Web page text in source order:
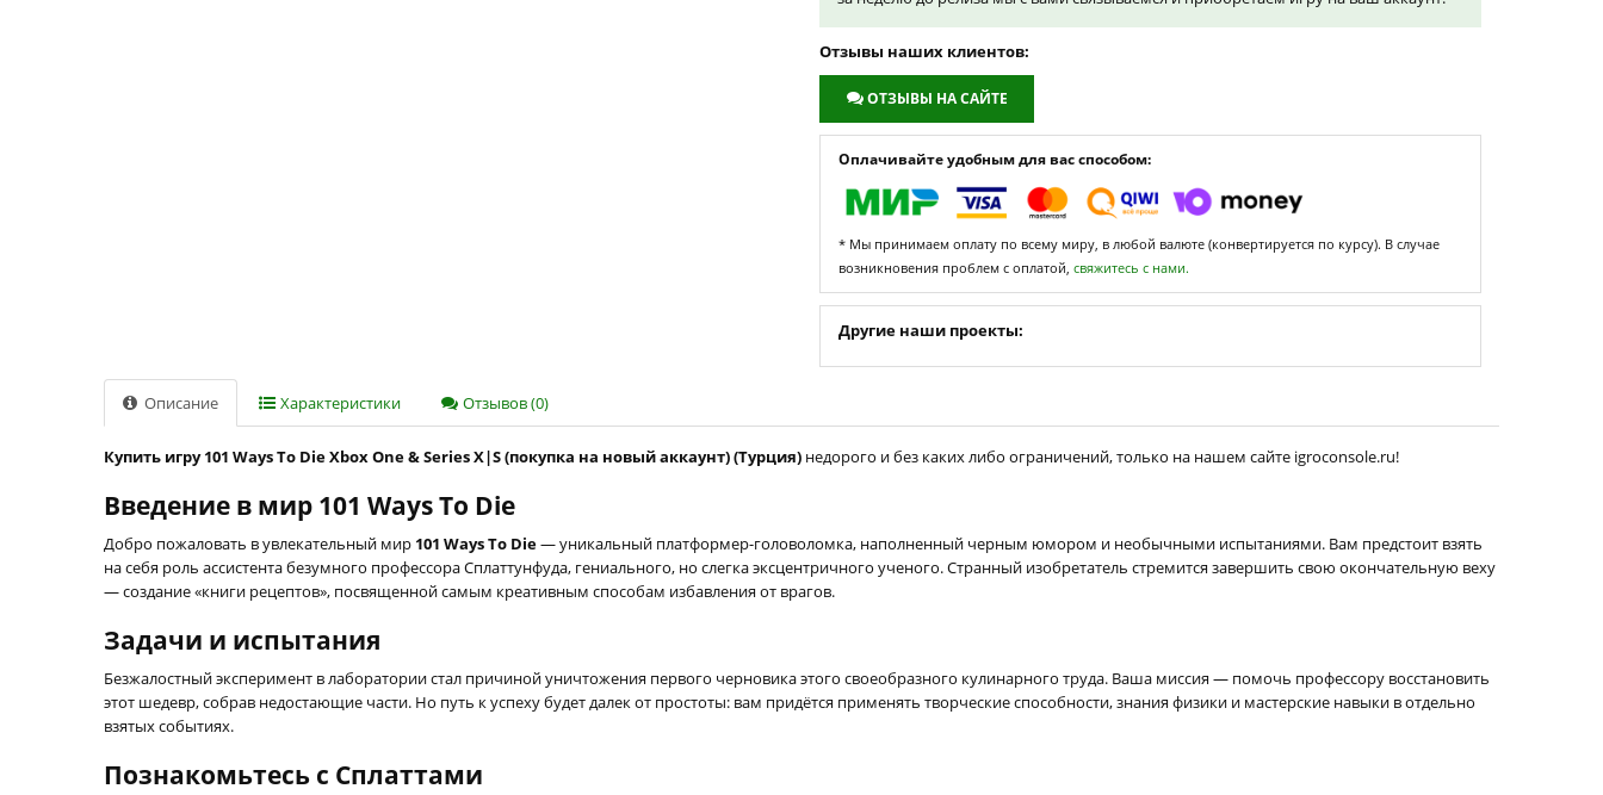
Отзывы наших клиентов:
ОТЗЫВЫ НА САЙТЕ
Оплачивайте удобным для вас способом:
* Мы принимаем оплату по всему миру, в любой валюте (конвертируется по курсу). В случае
возникновения проблем с оплатой, свяжитесь с нами.
Другие наши проекты:
Описание Характеристики Отзывов (0)
Купить игру 101 Ways To Die Xbox One & Series X|S (покупка на новый аккаунт) (Турция) недорого и без каких либо ограничений, только на нашем сайте igroconsole.ru!
Введение в мир 101 Ways To Die
Добро пожаловать в увлекательный мир 101 Ways To Die— уникальный платформер-головоломка, наполненный черным юмором и необычными испытаниями. Вам предстоит взять
на себя роль ассистента безумного профессора Сплаттунфуда, гениального, но слегка эксцентричного ученого. Странный изобретатель стремится завершить свою окончательную веху
— создание «книги рецептов», посвященной самым креативным способам избавления от врагов.
Задачи и испытания
Безжалостный эксперимент в лаборатории стал причиной уничтожения первого черновика этого своеобразного кулинарного труда. Ваша миссия — помочь профессору восстановить
этот шедевр, собрав недостающие части. Но путь к успеху будет далек от простоты: вам придётся применять творческие способности, знания физики и мастерские навыки в отдельно
взятых событиях.
Познакомьтесь с Сплаттами